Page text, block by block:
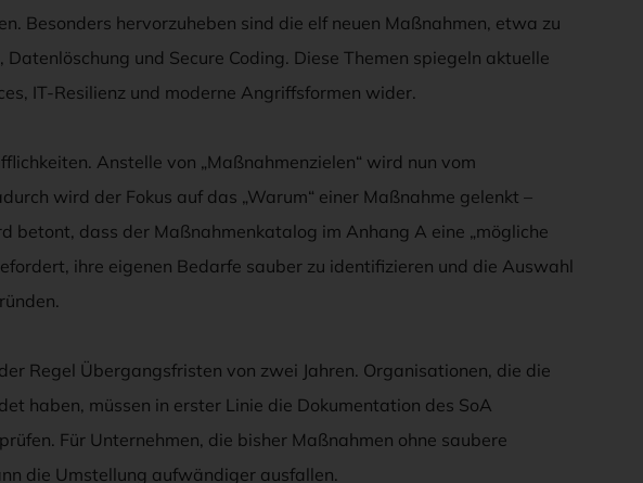
Besonders hervorzuheben sind die elf neuen Maßnahmen, etwa zu
und Secure Coding. Diese Themen spiegeln aktuelle
IT-Resilienz und moderne Angriffsformen wider.
Anstelle von „Maßnahmenzielen“ wird nun vom
wird der Fokus auf das „Warum“ einer Maßnahme gelenkt –
betont, dass der Maßnahmenkatalog im Anhang A eine „mögliche
ihre eigenen Bedarfe sauber zu identifizieren und die Auswahl
Regel Übergangsfristen von zwei Jahren. Organisationen, die die
haben, müssen in erster Linie die Dokumentation des SoA
Für Unternehmen, die bisher Maßnahmen ohne saubere
die Umstellung aufwändiger ausfallen.